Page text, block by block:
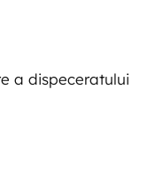
a dispeceratului